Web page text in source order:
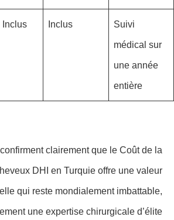
Suivi
médical sur
une année
entière
Inclus
Inclus
clairement que le Coût de la
DHI en Turquie offre une valeur
qui reste mondialement imbattable,
une expertise chirurgicale d’élite